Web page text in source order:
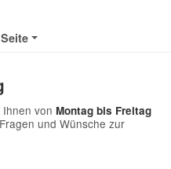
von Montag bis Freitag
und Wünsche zur